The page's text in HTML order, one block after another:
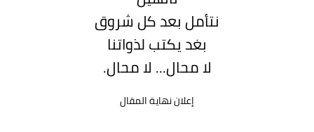
نتأمل بعد كل شروق
بغد يكتب لذواتنا
لا محال... لا محال.
إعلان نهاية المقال